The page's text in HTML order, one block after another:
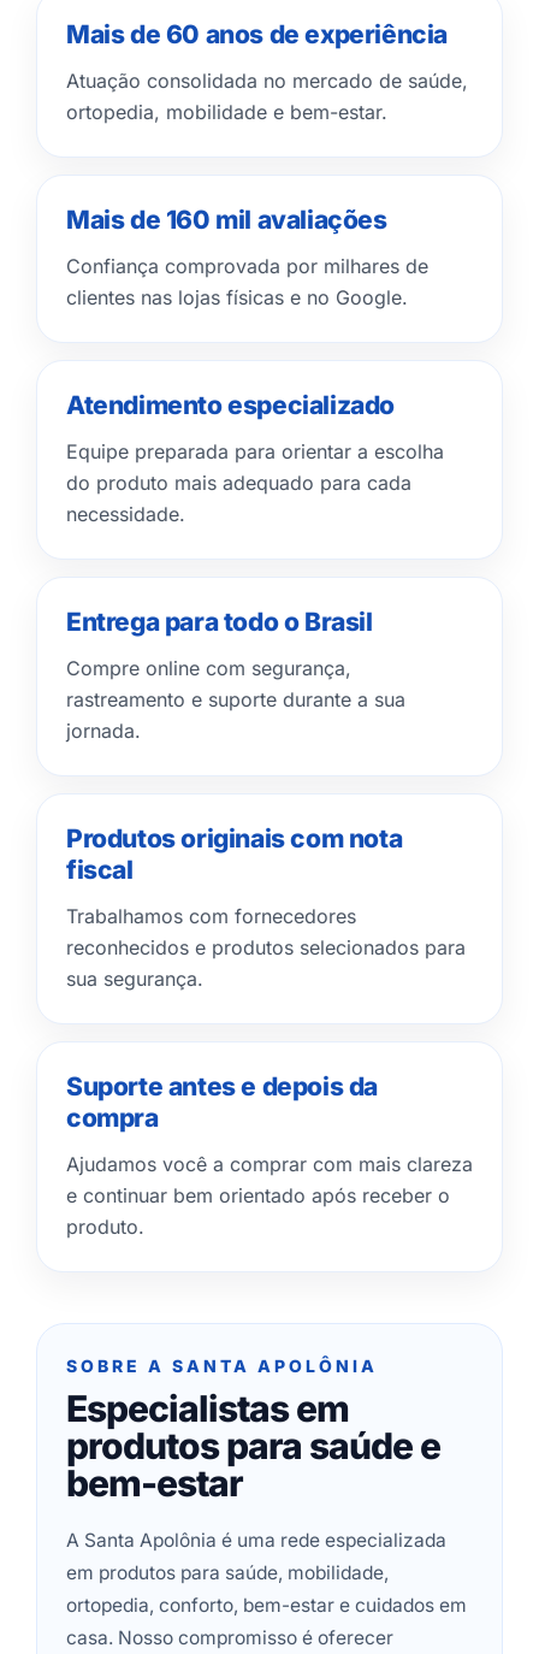
Mais de 60 anos de experiência
Atuação consolidada no mercado de saúde,
ortopedia, mobilidade e bem-estar.
Mais de 160 mil avaliações
Confiança comprovada por milhares de
clientes nas lojas físicas e no Google.
Atendimento especializado
Equipe preparada para orientar a escolha
do produto mais adequado para cada
necessidade.
Entrega para todo o Brasil
Compre online com segurança,
rastreamento e suporte durante a sua
jornada.
Produtos originais com nota
fiscal
Trabalhamos com fornecedores
reconhecidos e produtos selecionados para
sua segurança.
Suporte antes e depois da
compra
Ajudamos você a comprar com mais clareza
e continuar bem orientado após receber o
produto.
SOBRE A SANTA APOLÔNIA
Especialistas em
produtos para saúde e
bem-estar
A Santa Apolônia é uma rede especializada
em produtos para saúde, mobilidade,
ortopedia, conforto, bem-estar e cuidados em
casa. Nosso compromisso é oferecer